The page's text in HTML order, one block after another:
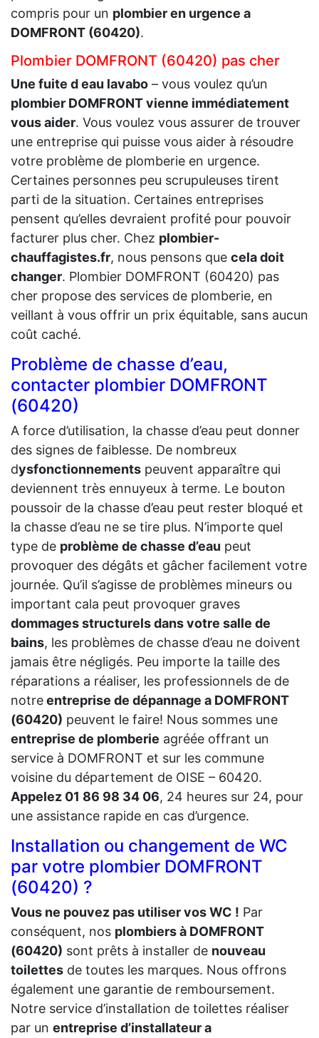
compris pour un plombier en urgence a
DOMFRONT (60420).
Plombier DOMFRONT (60420) pas cher
Une fuite d eau lavabo – vous voulez qu’un
plombier DOMFRONT vienne immédiatement
vous aider. Vous voulez vous assurer de trouver
une entreprise qui puisse vous aider à résoudre
votre problème de plomberie en urgence.
Certaines personnes peu scrupuleuses tirent
parti de la situation. Certaines entreprises
pensent qu’elles devraient profité pour pouvoir
facturer plus cher. Chez plombier-
chauffagistes.fr, nous pensons que cela doit
changer. Plombier DOMFRONT (60420) pas
cher propose des services de plomberie, en
veillant à vous offrir un prix équitable, sans aucun
coût caché.
Problème de chasse d’eau,
contacter plombier DOMFRONT
(60420)
A force d’utilisation, la chasse d’eau peut donner
des signes de faiblesse. De nombreux
dysfonctionnements peuvent apparaître qui
deviennent très ennuyeux à terme. Le bouton
poussoir de la chasse d’eau peut rester bloqué et
la chasse d’eau ne se tire plus. N’importe quel
type de problème de chasse d’eau peut
provoquer des dégâts et gâcher facilement votre
journée. Qu’il s’agisse de problèmes mineurs ou
important cala peut provoquer graves
dommages structurels dans votre salle de
bains, les problèmes de chasse d’eau ne doivent
jamais être négligés. Peu importe la taille des
réparations a réaliser, les professionnels de de
notreentreprise de dépannage a DOMFRONT
(60420) peuvent le faire! Nous sommes une
entreprise de plomberie agréée offrant un
service à DOMFRONT et sur les commune
voisine du département de OISE – 60420.
Appelez 01 86 98 34 06, 24 heures sur 24, pour
une assistance rapide en cas d’urgence.
Installation ou changement de WC
par votre plombier DOMFRONT
(60420) ?
Vous ne pouvez pas utiliser vos WC ! Par
conséquent, nos plombiers à DOMFRONT
(60420) sont prêts à installer de nouveau
toilettes de toutes les marques. Nous offrons
également une garantie de remboursement.
Notre service d’installation de toilettes réaliser
par un entreprise d’installateur a